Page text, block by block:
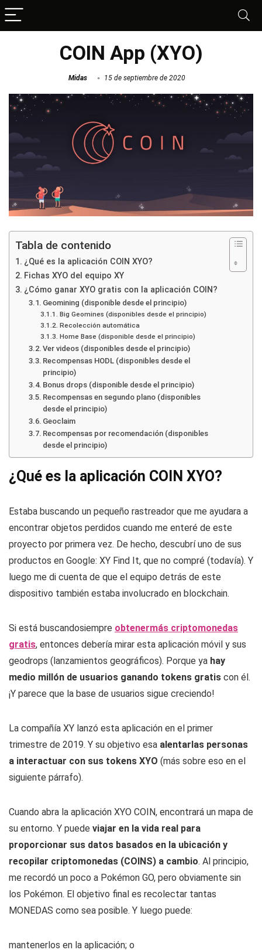
COIN App (XYO)
Midas 15 de septiembre de 2020
Tabla de contenido
¿Qué es la aplicación COIN XYO?
Fichas XYO del equipo XY
¿Cómo ganar XYO gratis con la aplicación COIN?
Geomining (disponible desde el principio)
Big Geomines (disponibles desde el principio)
Recolección automática
Home Base (disponible desde el principio)
Ver videos (disponibles desde el principio)
Recompensas HODL (disponibles desde el
principio)
Bonus drops (disponible desde el principio)
Recompensas en segundo plano (disponibles
desde el principio)
Geoclaim
Recompensas por recomendación (disponibles
desde el principio)
¿Qué es la aplicación COIN XYO?
Estaba buscando un pequeño rastreador que me ayudara a
encontrar objetos perdidos cuando me enteré de este
proyecto por primera vez. De hecho, descubrí uno de sus
productos en Google: XY Find It, que no compré (todavía). Y
luego me di cuenta de que el equipo detrás de este
dispositivo también estaba involucrado en blockchain.
Si está buscandosiempre obtenermás criptomonedas
gratis, entonces debería mirar esta aplicación móvil y sus
geodrops (lanzamientos geográficos). Porque ya hay
medio millón de usuarios ganando tokens gratis con él.
¡Y parece que la base de usuarios sigue creciendo!
La compañía XY lanzó esta aplicación en el primer
trimestre de 2019. Y su objetivo esa alentarlas personas
a interactuar con sus tokens XYO (más sobre eso en el
siguiente párrafo).
Cuando abra la aplicación XYO COIN, encontrará un mapa de
su entorno. Y puede viajar en la vida real para
proporcionar sus datos basados ​​en la ubicación y
recopilar criptomonedas (COINS) a cambio. Al principio,
me recordó un poco a Pokémon GO, pero obviamente sin
los Pokémon. El objetivo final es recolectar tantas
MONEDAS como sea posible. Y luego puede:
mantenerlos en la aplicación; o